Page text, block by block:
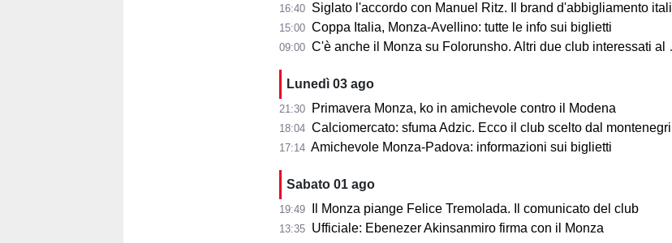
16:40 Siglato l'accordo con Manuel Ritz. Il brand d'abbigliamento italiano vestirà il Monza
15:00 Coppa Italia, Monza-Avellino: tutte le info sui biglietti
09:00 C'è anche il Monza su Folorunsho. Altri due club interessati al giocatore
Lunedì 03 ago
21:30 Primavera Monza, ko in amichevole contro il Modena
18:04 Calciomercato: sfuma Adzic. Ecco il club scelto dal montenegrino.
17:14 Amichevole Monza-Padova: informazioni sui biglietti
Sabato 01 ago
19:49 Il Monza piange Felice Tremolada. Il comunicato del club
13:35 Ufficiale: Ebenezer Akinsanmiro firma con il Monza